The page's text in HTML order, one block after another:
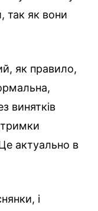
так як вони
як правило,
винятків
актуально в
і